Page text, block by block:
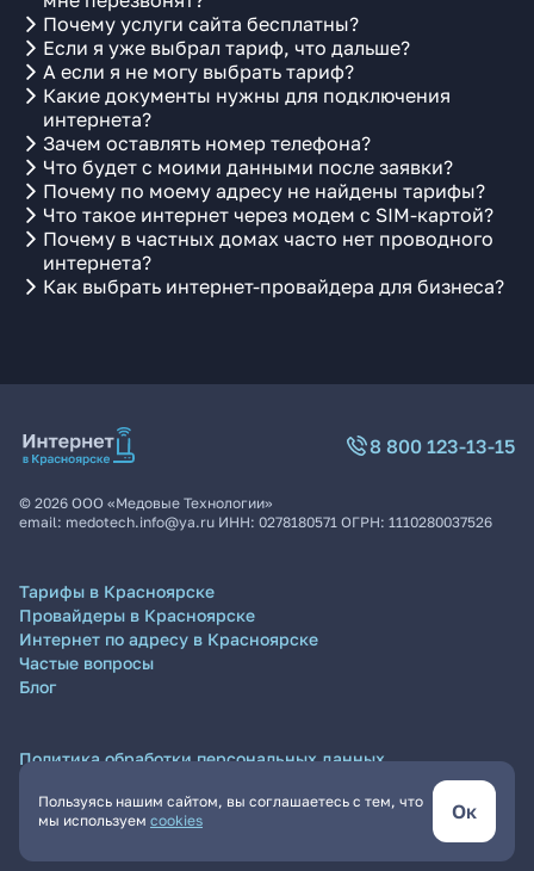
Почему услуги сайта бесплатны?
Если я уже выбрал тариф, что дальше?
А если я не могу выбрать тариф?
Какие документы нужны для подключения
интернета?
Зачем оставлять номер телефона?
Что будет с моими данными после заявки?
Почему по моему адресу не найдены тарифы?
Что такое интернет через модем с SIM-картой?
Почему в частных домах часто нет проводного
интернета?
Как выбрать интернет-провайдера для бизнеса?
Пользуясь нашим сайтом, вы соглашаетесь с тем, что
мы используем cookies Ок
8 800 123-13-15
© 2026 ООО «Медовые Технологии»
email: medotech.info@ya.ru ИНН: 0278180571 ОГРН: 1110280037526
Тарифы в Красноярске
Провайдеры в Красноярске
Интернет по адресу в Красноярске
Частые вопросы
Блог
Политика обработки персональных данных
Пользовательское соглашение